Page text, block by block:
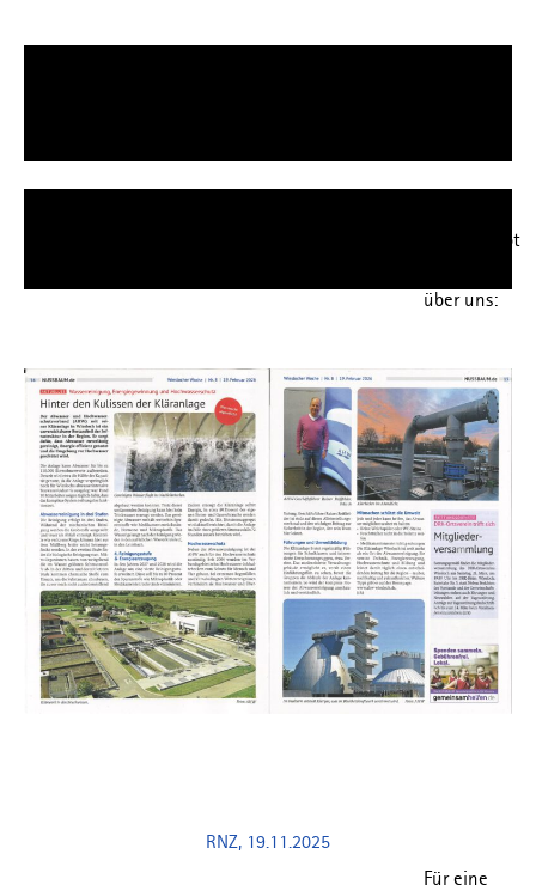
Das schreibt
über uns:
RNZ, 19.11.2025
Für eine